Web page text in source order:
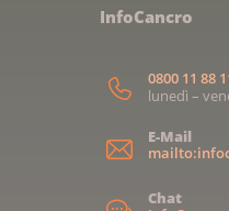
InfoCancro
0800 11 88
lunedì –
E-Mail
Chat